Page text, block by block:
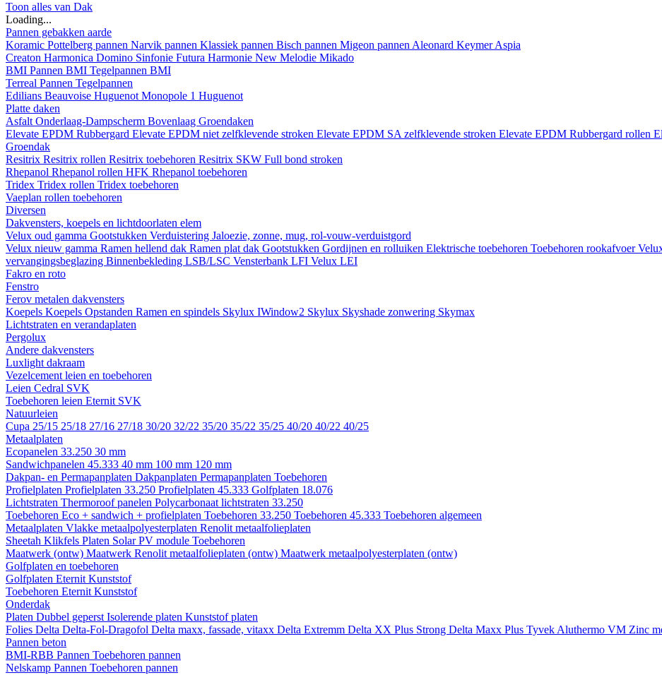
Toon alles van Dak
Loading...
Pannen gebakken aarde
Koramic Pottelberg pannen Narvik pannen Klassiek pannen Bisch pannen Migeon pannen Aleonard KeymerAspia
Creaton Harmonica Domino Sinfonie Futura Harmonie New Melodie Mikado
BMI Pannen BMI Tegelpannen BMI
Terreal Pannen Tegelpannen
Edilians Beauvoise Huguenot Monopole 1 Huguenot
Platte daken
Asfalt Onderlaag-Dampscherm Bovenlaag Groendaken
Elevate EPDM Rubbergard Elevate EPDM niet zelfklevende stroken Elevate EPDM SA zelfklevende stroken Elevate EPDM Rubbergard rollen
Groendak
Resitrix Resitrix rollen Resitrix toebehoren Resitrix SKW Full bond stroken
Rhepanol Rhepanol rollen HFK Rhepanol toebehoren
Tridex Tridex rollen Tridex toebehoren
Vaeplan rollen toebehoren
Diversen
Dakvensters, koepels en lichtdoorlaten elem
Velux oud gamma Gootstukken Verduistering Jaloezie, zonne, mug, rol-vouw-verduistgord
Velux nieuw gamma Ramen hellend dak Ramen plat dak Gootstukken Gordijnen en rolluiken Elektrische toebehoren Toebehoren rookafvoer
vervangingsbeglazing Binnenbekleding LSB/LSC Vensterbank LFI Velux LEI
Fakro en roto
Fenstro
Ferov metalen dakvensters
Koepels Koepels Opstanden Ramen en spindels Skylux IWindow2 Skylux Skyshade zonwering Skymax
Lichtstraten en verandaplaten
Pergolux
Andere dakvensters
Luxlight dakraam
Vezelcement leien en toebehoren
Leien Cedral SVK
Toebehoren leien Eternit SVK
Natuurleien
Cupa 25/15 25/18 27/16 27/18 30/20 32/22 35/20 35/22 35/25 40/20 40/22 40/25
Metaalplaten
Ecopanelen 33.250 30 mm
Sandwichpanelen 45.333 40 mm 100 mm 120 mm
Dakpan- en Permapanplaten Dakpanplaten Permapanplaten Toebehoren
Profielplaten Profielplaten 33.250 Profielplaten 45.333 Golfplaten 18.076
Lichtstraten Thermoroof panelen Polycarbonaat lichtstraten 33.250
Toebehoren Eco + sandwich + profielplaten Toebehoren 33.250 Toebehoren 45.333 Toebehoren algemeen
Metaalplaten Vlakke metaalpolyesterplaten Renolit metaalfolieplaten
Sheetah Klikfels Platen Solar PV module Toebehoren
Maatwerk (ontw) Maatwerk Renolit metaalfolieplaten (ontw) Maatwerk metaalpolyesterplaten (ontw)
Golfplaten en toebehoren
Golfplaten Eternit Kunststof
Toebehoren Eternit Kunststof
Onderdak
Platen Dubbel geperst Isolerende platen Kunststof platen
Folies Delta Delta-Fol-Dragofol Delta maxx, fassade, vitaxx Delta Extremm Delta XX Plus Strong Delta Maxx Plus Tyvek Aluthermo VM Zinc
Pannen beton
BMI-RBB Pannen Toebehoren pannen
Nelskamp Pannen Toebehoren pannen